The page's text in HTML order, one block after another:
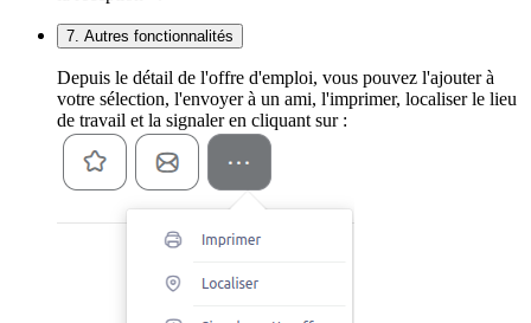
7. Autres fonctionnalités
Depuis le détail de l'offre d'emploi, vous pouvez l'ajouter à
votre sélection, l'envoyer à un ami, l'imprimer, localiser le lieu
de travail et la signaler en cliquant sur :